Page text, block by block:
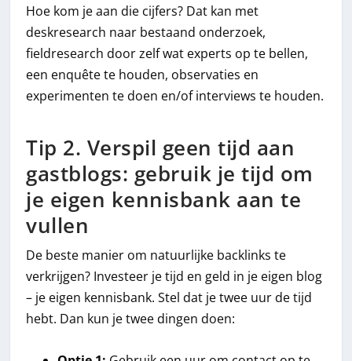
Hoe kom je aan die cijfers? Dat kan met
deskresearch naar bestaand onderzoek,
fieldresearch door zelf wat experts op te bellen,
een enquête te houden, observaties en
experimenten te doen en/of interviews te houden.
Tip 2. Verspil geen tijd aan
gastblogs: gebruik je tijd om
je eigen kennisbank aan te
vullen
De beste manier om natuurlijke backlinks te
verkrijgen? Investeer je tijd en geld in je eigen blog
– je eigen kennisbank. Stel dat je twee uur de tijd
hebt. Dan kun je twee dingen doen: